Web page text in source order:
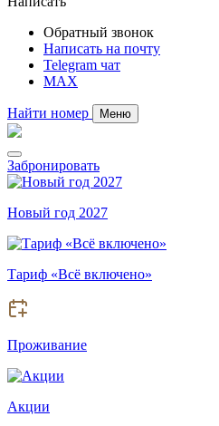
Обратный звонок
Написать на почту
Telegram чат
MAX
Найти номер Меню
Забронировать
Новый год 2027
Тариф «Всё включено»
Проживание
Акции